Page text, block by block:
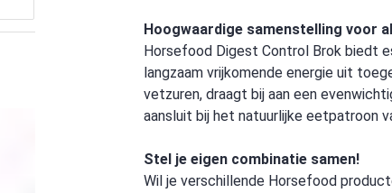
Hoogwaardige samenstelling voor
Horsefood Digest Control Brok biedt
langzaam vrijkomende energie uit
vetzuren, draagt bij aan een
aansluit bij het natuurlijke eetpatroon
Stel je eigen combinatie samen!
Wil je verschillende Horsefood